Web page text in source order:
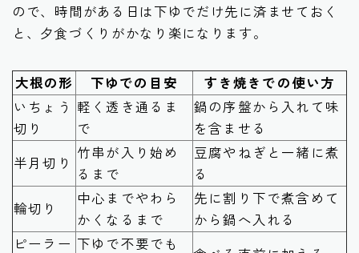
ので、時間がある日は下ゆでだけ先に済ませておく
と、夕食づくりがかなり楽になります。
大根の形 下ゆでの目安
すき焼きでの使い方
いちょう
切り
軽く透き通るま
で
鍋の序盤から入れて味
を含ませる
半月切り
竹串が入り始め
るまで
豆腐やねぎと一緒に煮
る
輪切り
中心までやわら
かくなるまで
先に割り下で煮含めて
から鍋へ入れる
ピーラー 下ゆで不要でも